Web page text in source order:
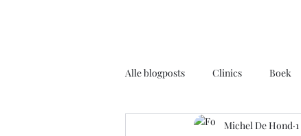
Alle blogposts Clinics Boek
Leuke filmpjes
Michel De Hond